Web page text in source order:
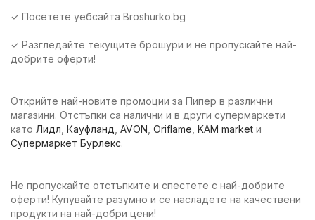
✓ Посетете уебсайта Broshurko.bg
✓ Разгледайте текущите брошури и не пропускайте най-
добрите оферти!
Открийте най-новите промоции за Пипер в различни
магазини. Отстъпки са налични и в други супермаркети
като Лидл Кауфланд AVON Oriflame KAM market и
Супермаркет Бурлекс.
Не пропускайте отстъпките и спестете с най-добрите
оферти! Купувайте разумно и се насладете на качествени
продукти на най-добри цени!